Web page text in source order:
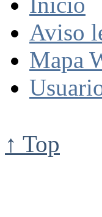
Aviso
Mapa
↑ Top